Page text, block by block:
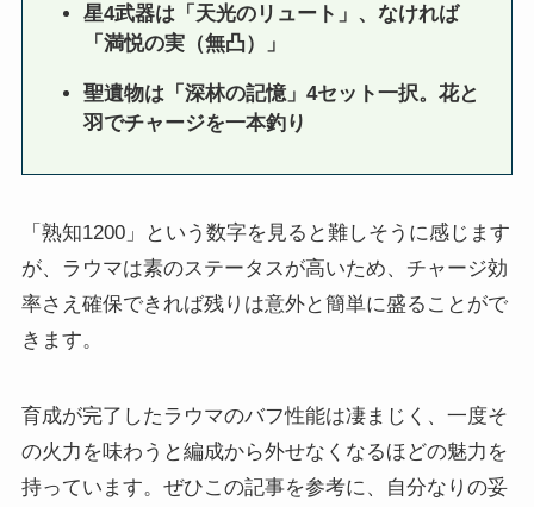
星4武器は「天光のリュート」、なければ
「満悦の実（無凸）」
聖遺物は「深林の記憶」4セット一択。花と
羽でチャージを一本釣り
「熟知1200」という数字を見ると難しそうに感じます
が、ラウマは素のステータスが高いため、チャージ効
率さえ確保できれば残りは意外と簡単に盛ることがで
きます。
育成が完了したラウマのバフ性能は凄まじく、一度そ
の火力を味わうと編成から外せなくなるほどの魅力を
持っています。ぜひこの記事を参考に、自分なりの妥